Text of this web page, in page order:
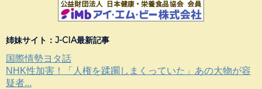
姉妹サイト：J-CIA最新記事
国際情勢ヨタ話
NHK性加害！「人権を蹂躙しまくっていた」あの大物が容
疑者...